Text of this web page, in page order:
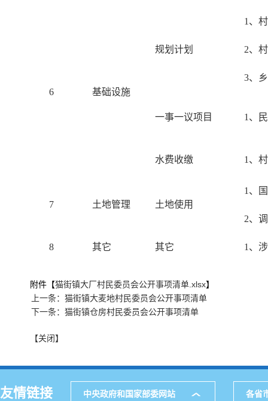
6 基础设施
规划计划
1、
2、
3、
一事一议项目 1、
水费收缴 1、
7 土地管理 土地使用
1、
2、
8 其它 其它 1、
附件【猫街镇大厂村民委员会公开事项清单.xlsx】
上一条：猫街镇大麦地村民委员会公开事项清单
下一条：猫街镇仓房村民委员会公开事项清单
【关闭】
友情链接 中央政府和国家部委网站 各省